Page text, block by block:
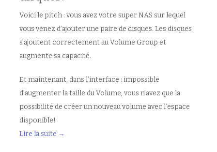
Voici le pitch : vous avez votre super NAS sur lequel
vous venez d’ajouter une paire de disques. Les disques
s’ajoutent correctement au Volume Group et
augmente sa capacité.
Et maintenant, dans l’interface : impossible
d’augmenter la taille du Volume, vous n’avez que la
possibilité de créer un nouveau volume avec l’espace
disponible!
Lire la suite →